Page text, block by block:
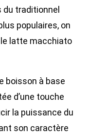
traditionnel
populaires, on
latte macchiato
boisson à base
d’une touche
la puissance du
son caractère